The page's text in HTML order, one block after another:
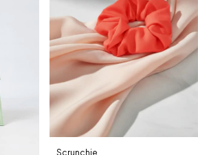
Scrunchie